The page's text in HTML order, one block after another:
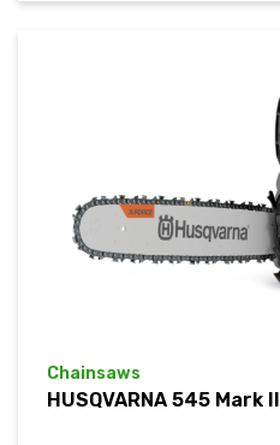
Chainsaws
HUSQVARNA 545 Mark II